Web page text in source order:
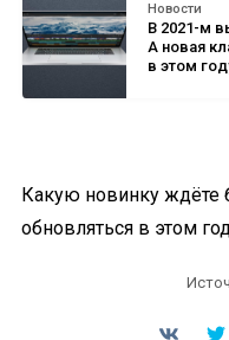
Новости
В 2021-м
А новая
в этом
Какую новинку ждёте
обновляться в этом